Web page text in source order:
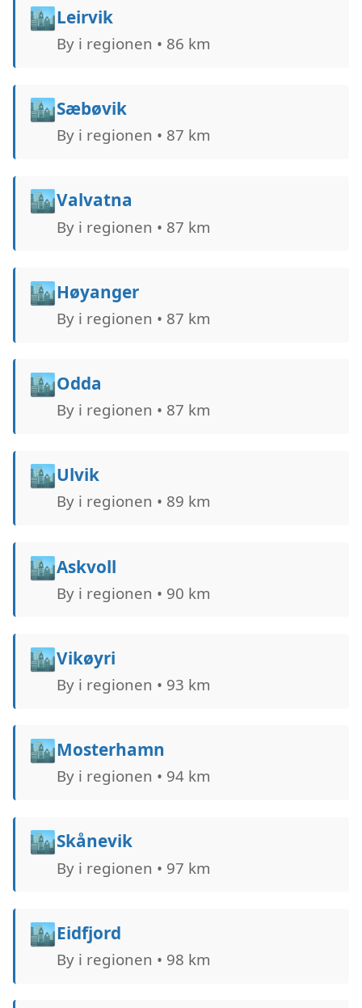
🏙️Leirvik
By i regionen • 86 km
🏙️Sæbøvik
By i regionen • 87 km
🏙️Valvatna
By i regionen • 87 km
🏙️Høyanger
By i regionen • 87 km
🏙️Odda
By i regionen • 87 km
🏙️Ulvik
By i regionen • 89 km
🏙️Askvoll
By i regionen • 90 km
🏙️Vikøyri
By i regionen • 93 km
🏙️Mosterhamn
By i regionen • 94 km
🏙️Skånevik
By i regionen • 97 km
🏙️Eidfjord
By i regionen • 98 km